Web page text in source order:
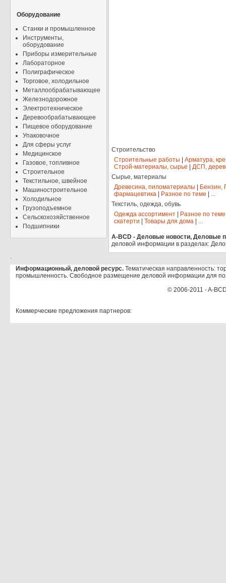
Оборудование
Станки и промышленное
Инструменты,
оборудование
Приборы измерительные
Лабораторное
Полиграфическое
Торговое, холодильное
Металлообрабатывающее
Железнодорожное
Электротехническое
Деревообрабатывающее
Пищевое оборудование
Упаковочное
Для сферы услуг
Медицинское
Газовое, топливное
Строительное
Текстильное, швейное
Машиностроительное
Холодильное
Грузоподъемное
Сельскохозяйственное
Подшипники
Строительство
Строительные работы
Арматура,
Строй-материалы, сырье
ДСП,
Сырье, материалы
Древесина, пиломатериалы
Бензин,
фармацевтика
Разное по теме
...
Текстиль, одежда, обувь
Одежда ассортимент
Разное по теме
скатерти
Товары для дома ...
A-BCD - Деловые новости, Деловые
деловой информации в разделах:
.
Информационный, деловой ресурс. Тематическая направленность:
промышленность. Свободное размещение деловой информации для
© 2006-2011 - A-
Коммерческие предложения партнеров: